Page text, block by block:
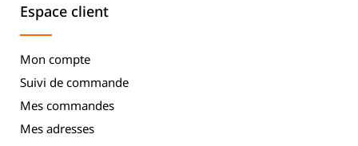
Espace client
Mon compte
Suivi de commande
Mes commandes
Mes adresses